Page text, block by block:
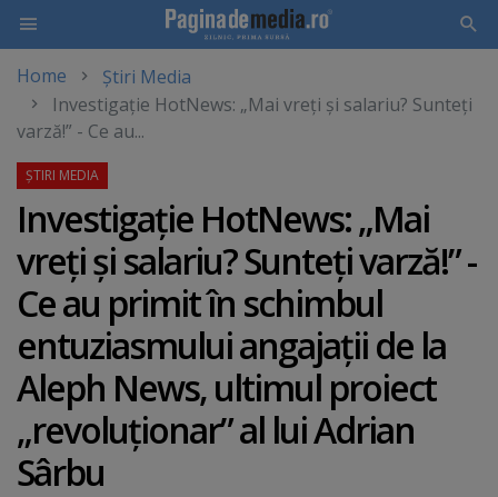
main
content
Home
Știri Media
Investigaţie HotNews: „Mai vreţi şi salariu? Sunteţi
varză!” - Ce au...
Investigaţie HotNews: „Mai
vreţi şi salariu? Sunteţi varză!” -
Ce au primit în schimbul
entuziasmului angajaţii de la
Aleph News, ultimul proiect
„revoluţionar” al lui Adrian
Sârbu